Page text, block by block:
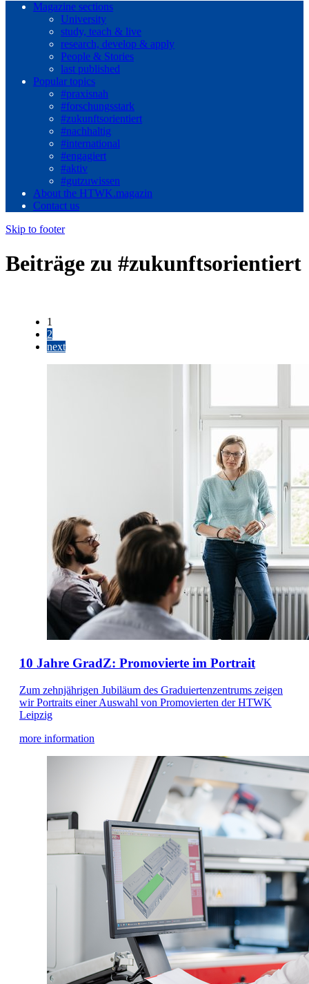
Magazine sections
University
study, teach & live
research, develop & apply
People & Stories
last published
Popular topics
#praxisnah
#forschungsstark
#zukunftsorientiert
#nachhaltig
#international
#engagiert
#aktiv
#gutzuwissen
About the HTWK.magazin
Contact us
Skip to footer
Beiträge zu #zukunftsorientiert
1
2
next
10 Jahre GradZ: Promovierte im Portrait
Zum zehnjährigen Jubiläum des Graduiertenzentrums zeigen
wir Portraits einer Auswahl von Promovierten der HTWK
Leipzig
more information